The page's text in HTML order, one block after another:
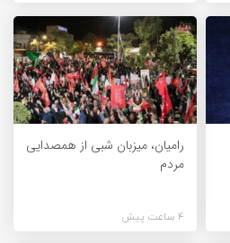
رامیان، میزبان شبی از همصدایی
مردم
4 ساعت پیش